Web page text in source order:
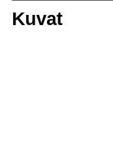
Kuvat